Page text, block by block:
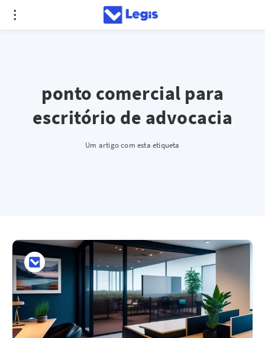
ponto comercial para
escritório de advocacia
Um artigo com esta etiqueta